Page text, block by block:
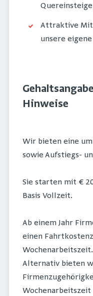
Attraktive
unsere
Hinweise
Wir bieten eine
sowie Aufstiegs-
Sie starten mit €
Basis Vollzeit.
Ab einem Jahr
einen
Wochenarbeitszeit.
Alternativ bieten
Wochenarbeitszeit